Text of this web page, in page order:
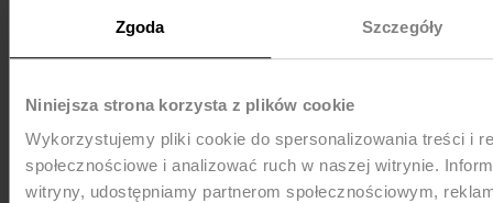
Zgoda Szczegóły
Niniejsza strona korzysta z plików cookie
Wykorzystujemy pliki cookie do spersonalizowania treści i
społecznościowe i analizować ruch w naszej witrynie.
witryny, udostępniamy partnerom społecznościowym,
MEDIA e-mail:pr@nife.pl
WYSYŁKA